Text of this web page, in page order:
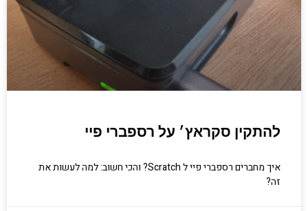
להתקין סקראץ׳ על רספברי פיי
איך מחברים רספברי פיי ל Scratch? והכי חשוב: למה לעשות את
זה?